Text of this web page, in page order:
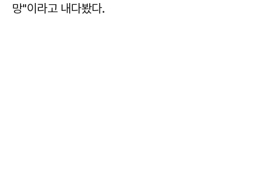
망"이라고 내다봤다.